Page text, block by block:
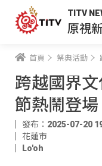
TITV
原視
首頁 祭典活動
跨越國界
節熱鬧登場
發布：2025-07-20
花蓮市
Lo'oh